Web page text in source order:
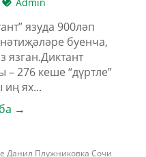
язуда 900ләп
буенча,
язган.Диктант
276 кеше “дүртле”
иң ях...
→